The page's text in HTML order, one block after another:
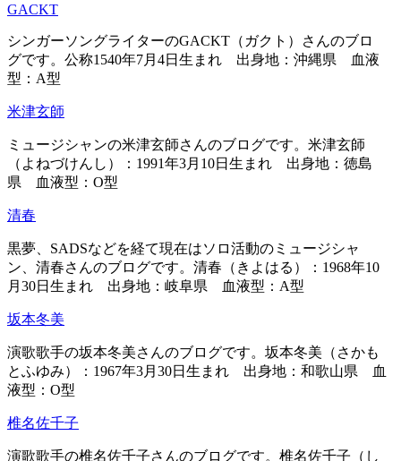
GACKT
シンガーソングライターのGACKT（ガクト）さんのブロ
グです。公称1540年7月4日生まれ 出身地：沖縄県 血液
型：A型
米津玄師
ミュージシャンの米津玄師さんのブログです。米津玄師
（よねづけんし）：1991年3月10日生まれ 出身地：徳島
県 血液型：O型
清春
黒夢、SADSなどを経て現在はソロ活動のミュージシャ
ン、清春さんのブログです。清春（きよはる）：1968年10
月30日生まれ 出身地：岐阜県 血液型：A型
坂本冬美
演歌歌手の坂本冬美さんのブログです。坂本冬美（さかも
とふゆみ）：1967年3月30日生まれ 出身地：和歌山県 血
液型：O型
椎名佐千子
演歌歌手の椎名佐千子さんのブログです。椎名佐千子（し